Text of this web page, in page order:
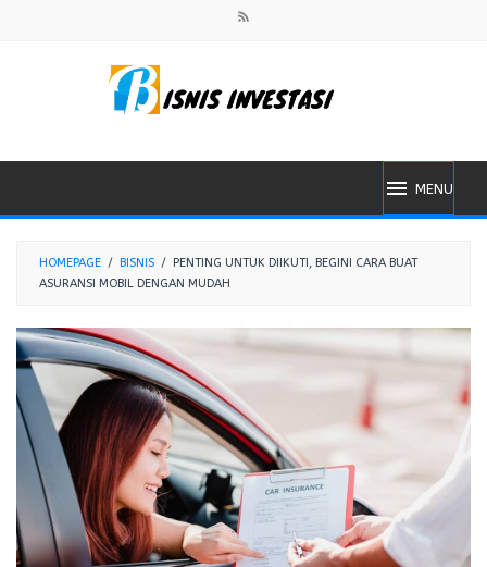
MENU
HOMEPAGE / BISNIS / PENTING UNTUK DIIKUTI, BEGINI CARA BUAT
ASURANSI MOBIL DENGAN MUDAH